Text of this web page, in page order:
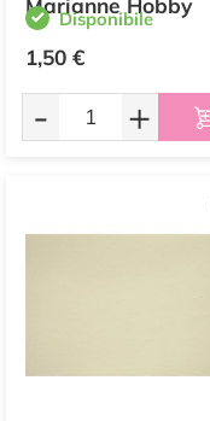
Marianne Hobby
Disponibile
1,50 €
- +